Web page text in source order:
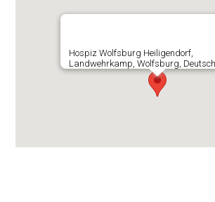
Hospiz Wolfsburg Heiligendorf,
Landwehrkamp, Wolfsburg,